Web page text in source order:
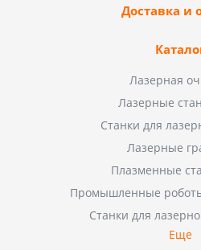
Доставка и
Лазерная
Лазерные
Станки для
Лазерные
Плазменные
Промышленные
Станки для
Еще